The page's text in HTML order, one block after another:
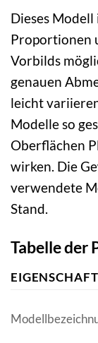
Dieses Modell
Proportionen
Vorbilds
genauen
leicht
Modelle so
Oberflächen
wirken. Die
verwendete
Stand.
Tabelle der
EIGENSCHAFT